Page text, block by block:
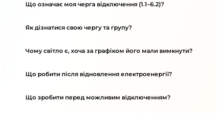
Що означає моя черга відключення (1.1–6.2)?
Як дізнатися свою чергу та групу?
Чому світло є, хоча за графіком його мали вимкнути?
Що робити після відновлення електроенергії?
Що зробити перед можливим відключенням?